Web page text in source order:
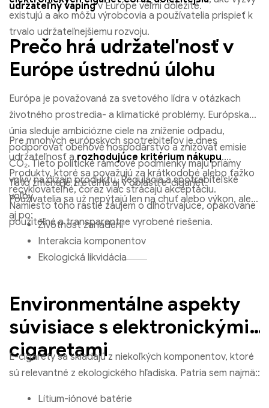
udržateľný vapingv Európe veľmi dôležité.
existujú a ako môžu výrobcovia a používatelia prispieť k
trvalo udržateľnejšiemu rozvoju.
Prečo hrá udržateľnosť v
Európe ústrednú úlohu
Európa je považovaná za svetového lídra v otázkach
životného prostredia- a klimatické problémy. Európska
únia sleduje ambiciózne ciele na zníženie odpadu,
podporovať obehové hospodárstvo a znižovať emisie
CO₂. Tieto politické rámcové podmienky majú priamy
vplyv na dizajn produktu, Regulácia a spotrebiteľské
voľby.
Pre mnohých európskych spotrebiteľov je dnes
udržateľnosť arozhodujúce kritérium nákupu.
Produkty, ktoré sa považujú za krátkodobé alebo ťažko
recyklovateľné, čoraz viac strácajú akceptáciu.
Namiesto toho rastie záujem o dlhotrvajúce, opakovane
použiteľné a transparentne vyrobené riešenia.
Táto zmena je zreteľná aj v oblasti e-cigariet.
Používatelia sa už nepýtajú len na chuť alebo výkon, ale
aj po:
Životnosť zariadení
Interakcia komponentov
Ekologická likvidácia
Environmentálne aspekty
súvisiace s elektronickými
cigaretami
E-cigarety sa skladajú z niekoľkých komponentov, ktoré
sú relevantné z ekologického hľadiska. Patria sem najmä::
Lítium-iónové batérie